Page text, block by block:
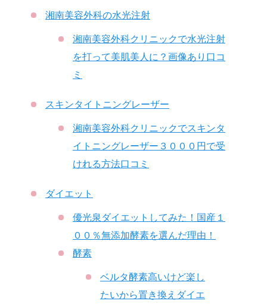
湘南美容外科の水光注射
湘南美容外科クリニックで水光注射
を打って美肌美人に？画像あり口コ
ミ
スキンタイトニングレーザー
湘南美容外科クリニックでスキンタ
イトニングレーザー３０００円で受
けれる方法口コミ
ダイエット
優光泉ダイエットしてみた！国産１
００％無添加酵素を選んだ理由！
酵素
ベルタ酵素高いけど楽し
たいから置き換えダイエ